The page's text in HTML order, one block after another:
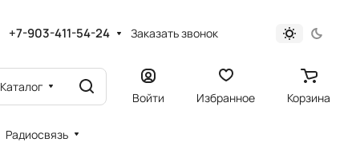
+7-903-411-54-24 Заказать звонок
Каталог
Войти Избранное Корзина
Радиосвязь